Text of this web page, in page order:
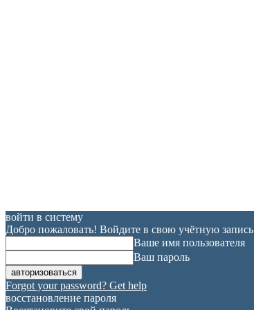
войти в систему
Добро пожаловать! Войдите в свою учётную запись
Ваше имя пользователя
Ваш пароль
Forgot your password? Get help
восстановление пароля